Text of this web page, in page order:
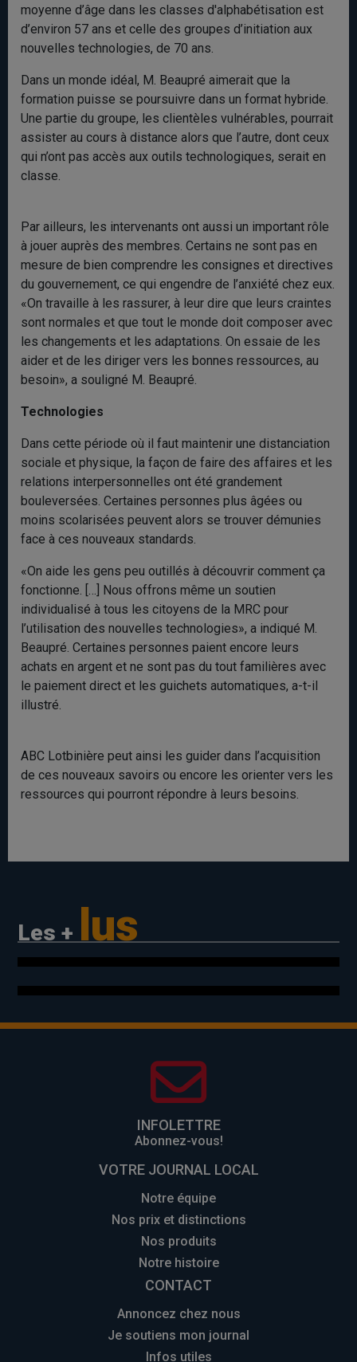
moyenne d’âge dans les classes d'alphabétisation est
d’environ 57 ans et celle des groupes d’initiation aux
nouvelles technologies, de 70 ans.
Dans un monde idéal, M. Beaupré aimerait que la
formation puisse se poursuivre dans un format hybride.
Une partie du groupe, les clientèles vulnérables, pourrait
assister au cours à distance alors que l’autre, dont ceux
qui n’ont pas accès aux outils technologiques, serait en
classe.
Par ailleurs, les intervenants ont aussi un important rôle
à jouer auprès des membres. Certains ne sont pas en
mesure de bien comprendre les consignes et directives
du gouvernement, ce qui engendre de l’anxiété chez eux.
«On travaille à les rassurer, à leur dire que leurs craintes
sont normales et que tout le monde doit composer avec
les changements et les adaptations. On essaie de les
aider et de les diriger vers les bonnes ressources, au
besoin», a souligné M. Beaupré.
Technologies
Dans cette période où il faut maintenir une distanciation
sociale et physique, la façon de faire des affaires et les
relations interpersonnelles ont été grandement
bouleversées. Certaines personnes plus âgées ou
moins scolarisées peuvent alors se trouver démunies
face à ces nouveaux standards.
«On aide les gens peu outillés à découvrir comment ça
fonctionne. […] Nous offrons même un soutien
individualisé à tous les citoyens de la MRC pour
l’utilisation des nouvelles technologies», a indiqué M.
Beaupré. Certaines personnes paient encore leurs
achats en argent et ne sont pas du tout familières avec
le paiement direct et les guichets automatiques, a-t-il
illustré.
ABC Lotbinière peut ainsi les guider dans l’acquisition
de ces nouveaux savoirs ou encore les orienter vers les
ressources qui pourront répondre à leurs besoins.
Les + lus
INFOLETTRE
Abonnez-vous!
VOTRE JOURNAL LOCAL
Notre équipe
Nos prix et distinctions
Nos produits
Notre histoire
CONTACT
Annoncez chez nous
Je soutiens mon journal
Infos utiles